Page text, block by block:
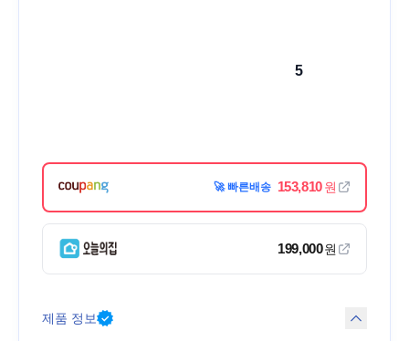
5
🚀 빠른배송 153,810원
199,000원
제품 정보